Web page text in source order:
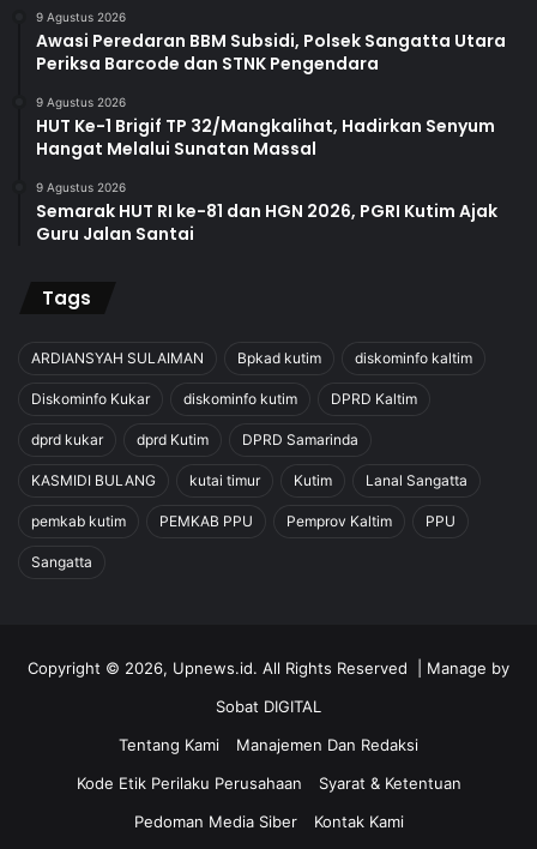
9 Agustus 2026
Awasi Peredaran BBM Subsidi, Polsek Sangatta Utara
Periksa Barcode dan STNK Pengendara
9 Agustus 2026
HUT Ke-1 Brigif TP 32/Mangkalihat, Hadirkan Senyum
Hangat Melalui Sunatan Massal
9 Agustus 2026
Semarak HUT RI ke-81 dan HGN 2026, PGRI Kutim Ajak
Guru Jalan Santai
Tags
ARDIANSYAH SULAIMAN Bpkad kutim diskominfo kaltim
Diskominfo Kukar diskominfo kutim DPRD Kaltim
dprd kukar dprd Kutim DPRD Samarinda
KASMIDI BULANG kutai timur Kutim Lanal Sangatta
pemkab kutim PEMKAB PPU Pemprov Kaltim PPU
Sangatta
Copyright © 2026, Upnews.id. All Rights Reserved | Manage by
Sobat DIGITAL
Tentang Kami
Manajemen Dan Redaksi
Kode Etik Perilaku Perusahaan
Syarat & Ketentuan
Pedoman Media Siber
Kontak Kami